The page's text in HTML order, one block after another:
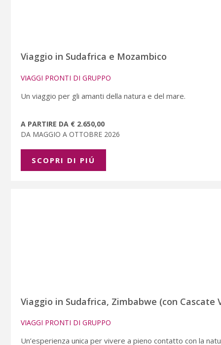
Viaggio in Sudafrica e Mozambico
VIAGGI PRONTI DI GRUPPO
Un viaggio per gli amanti della natura e del mare.
A PARTIRE DA € 2.650,00
DA MAGGIO A OTTOBRE 2026
SCOPRI DI PIÚ
Viaggio in Sudafrica, Zimbabwe (con
VIAGGI PRONTI DI GRUPPO
Un’esperienza unica per vivere a pieno contatto con la